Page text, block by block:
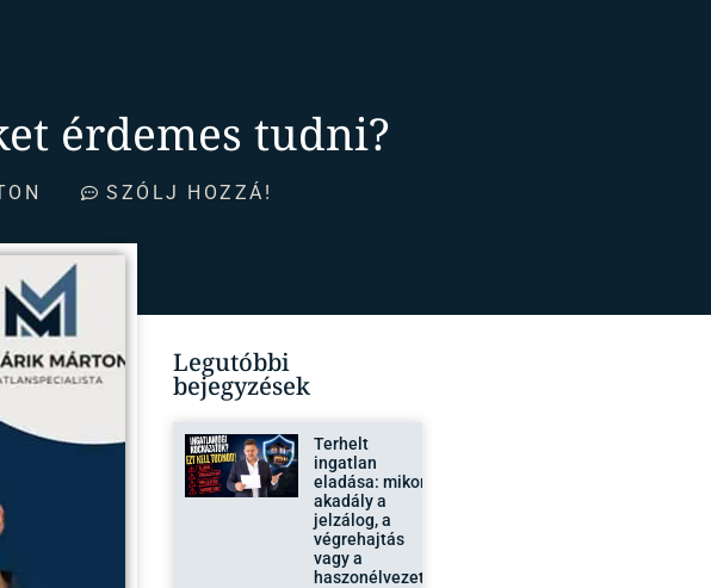
érdemes tudni?
SZÓLJ HOZZÁ!
Legutóbbi
bejegyzések
Terhelt
ingatlan
eladása: mikor
akadály a
jelzálog, a
végrehajtás
vagy a
haszonélvezet?